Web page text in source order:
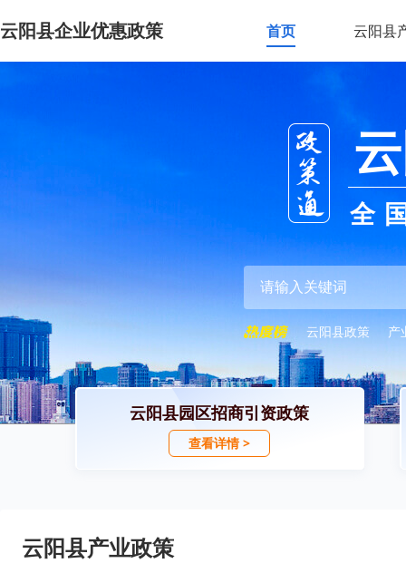
云阳县企业优惠政策 首页 云阳县
全
云阳县政策 产
云阳县园区招商引资政策
查看详情 >
云阳县产业政策